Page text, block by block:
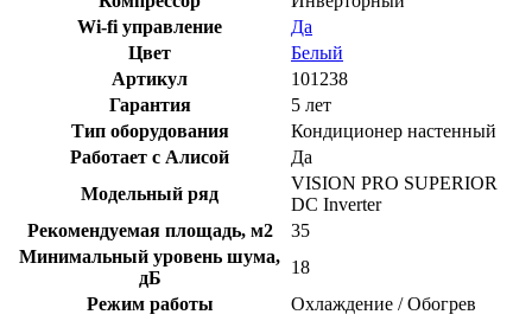
Wi-fi управление
Да
Цвет
Белый
Артикул
101238
Гарантия
5 лет
Тип оборудования
Кондиционер настенный
Работает с Алисой
Да
Модельный ряд
VISION PRO SUPERIOR
DC Inverter
Рекомендуемая площадь, м2
35
Минимальный уровень шума,
дБ
18
Режим работы
Охлаждение / Обогрев